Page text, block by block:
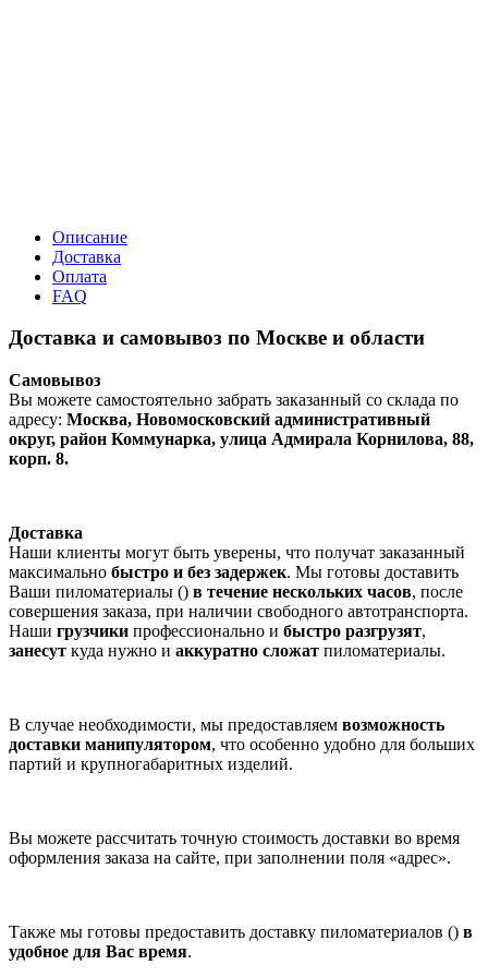
Описание
Доставка
Оплата
FAQ
Доставка и самовывоз по Москве и области
Самовывоз
Вы можете самостоятельно забрать заказанный со склада по
адресу: Москва, Новомосковский административный
округ, район Коммунарка, улица Адмирала Корнилова, 88,
корп. 8.
Доставка
Наши клиенты могут быть уверены, что получат заказанный
максимально быстро и без задержек. Мы готовы доставить
Ваши пиломатериалы () в течение нескольких часов, после
совершения заказа, при наличии свободного автотранспорта.
Наши грузчики профессионально и быстро разгрузят,
занесут куда нужно и аккуратно сложат пиломатериалы.
В случае необходимости, мы предоставляем возможность
доставки манипулятором, что особенно удобно для больших
партий и крупногабаритных изделий.
Вы можете рассчитать точную стоимость доставки во время
оформления заказа на сайте, при заполнении поля «адрес».
Также мы готовы предоставить доставку пиломатериалов () в
удобное для Вас время.